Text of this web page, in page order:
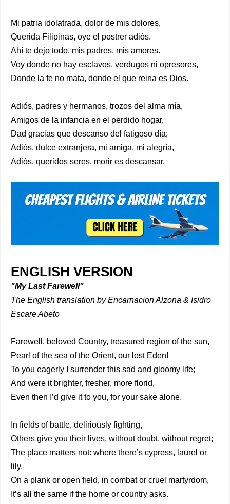
Mi patria idolatrada, dolor de mis dolores,
Querida Filipinas, oye el postrer adiós.
Ahí te dejo todo, mis padres, mis amores.
Voy donde no hay esclavos, verdugos ni opresores,
Donde la fe no mata, donde el que reina es Dios.
Adiós, padres y hermanos, trozos del alma mía,
Amigos de la infancia en el perdido hogar,
Dad gracias que descanso del fatigoso día;
Adiós, dulce extranjera, mi amiga, mi alegría,
Adiós, queridos seres, morir es descansar.
ENGLISH VERSION
"My Last Farewell"
The English translation by Encarnacion Alzona & Isidro
Escare Abeto
Farewell, beloved Country, treasured region of the sun,
Pearl of the sea of the Orient, our lost Eden!
To you eagerly I surrender this sad and gloomy life;
And were it brighter, fresher, more florid,
Even then I’d give it to you, for your sake alone.
In fields of battle, deliriously fighting,
Others give you their lives, without doubt, without regret;
The place matters not: where there’s cypress, laurel or
lily,
On a plank or open field, in combat or cruel martyrdom,
It’s all the same if the home or country asks.